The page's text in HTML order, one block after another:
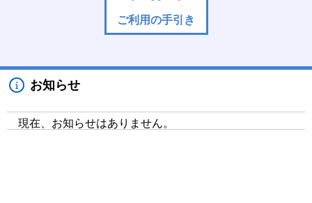
ご利用の手引き
お知らせ
現在、お知らせはありません。